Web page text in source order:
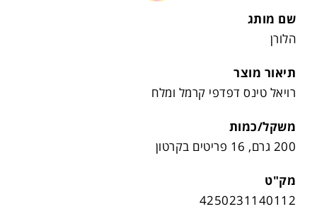
שם מותג
הלורן
תיאור מוצר
רויאל טינס דפדפי קרמל ומלח
משקל/כמות
200 גרם, 16 פריטים בקרטון
מק"ט
4250231140112